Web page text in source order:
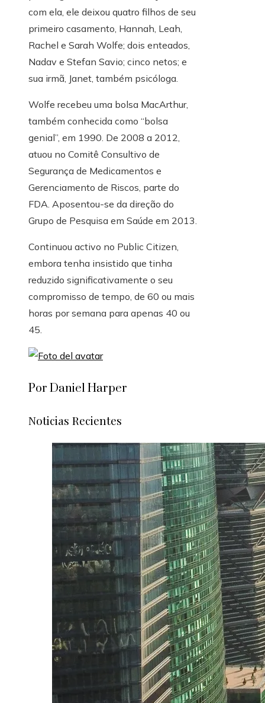
com ela, ele deixou quatro filhos de seu
primeiro casamento, Hannah, Leah,
Rachel e Sarah Wolfe; dois enteados,
Nadav e Stefan Savio; cinco netos; e
sua irmã, Janet, também psicóloga.
Wolfe recebeu uma bolsa MacArthur,
também conhecida como “bolsa
genial”, em 1990. De 2008 a 2012,
atuou no Comitê Consultivo de
Segurança de Medicamentos e
Gerenciamento de Riscos, parte do
FDA. Aposentou-se da direção do
Grupo de Pesquisa em Saúde em 2013.
Continuou activo no Public Citizen,
embora tenha insistido que tinha
reduzido significativamente o seu
compromisso de tempo, de 60 ou mais
horas por semana para apenas 40 ou
45.
Por Daniel Harper
Noticias Recientes